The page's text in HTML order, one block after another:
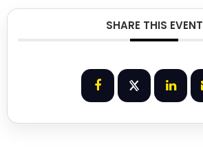
SHARE THIS EVENT